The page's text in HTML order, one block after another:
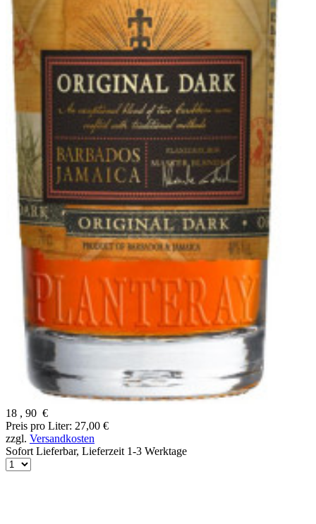
18 , 90 €
Preis pro Liter: 27,00 €
zzgl. Versandkosten
Sofort Lieferbar, Lieferzeit 1-3 Werktage